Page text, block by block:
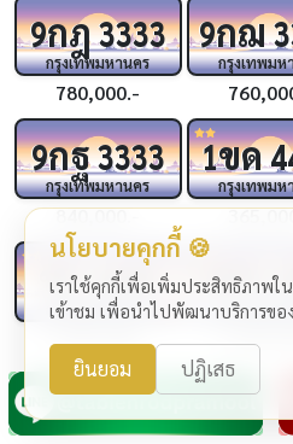
9กฎ3333
กรุงเทพมหานคร
780,000.-
9กฌ
กรุงเทพมห
9กฐ3333
กรุงเทพมหานคร
840,000.-
1ขด
กรุงเทพมห
24
ชจ4444
กรุงเทพมหานคร
1,990,000.-
4ขช
กรุงเทพมห
25
3 กฉ4444
กรุงเทพมหานคร
2กว
กรุงเทพมห
นโยบายคุกกี้ 🍪
เราใช้คุกกี้เพื่อเพิ่มประสิทธิภาพใ
เข้าชม เพื่อนำไปพัฒนาบริการขอ
ยินยอม ปฏิเสธ